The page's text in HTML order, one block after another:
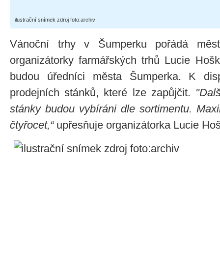
ilustrační snímek zdroj foto:archiv
Vánoční trhy v Šumperku pořádá
organizátorky farmářských trhů Lucie
budou úředníci města Šumperka. K
prodejních stánků, které lze zapůjčit.
stánky budou vybíráni dle sortimentu.
čtyřocet,“upřesňuje organizátorka Lucie